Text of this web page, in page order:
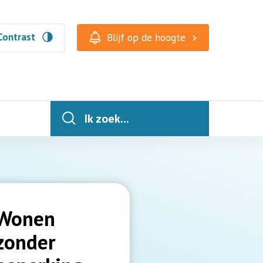
Blijf op de hoogte
Ik zoek...